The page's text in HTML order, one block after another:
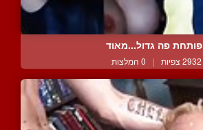
פותחת פה גדול...מאוד
2932 צפיות | 0 המלצות